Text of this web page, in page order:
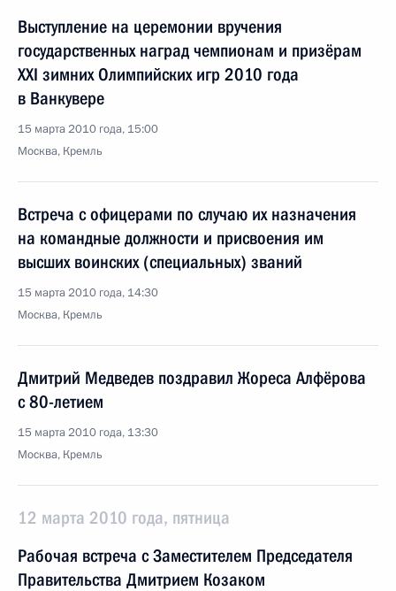
Выступление на церемонии вручения
государственных наград чемпионам и призёрам
XXI зимних Олимпийских игр 2010 года
в Ванкувере
15 марта 2010 года, 15:00
Москва, Кремль
Встреча с офицерами по случаю их назначения
на командные должности и присвоения им
высших воинских (специальных) званий
15 марта 2010 года, 14:30
Москва, Кремль
Дмитрий Медведев поздравил Жореса Алфёрова
с 80-летием
15 марта 2010 года, 13:30
Москва, Кремль
12 марта 2010 года, пятница
Рабочая встреча с Заместителем Председателя
Правительства Дмитрием Козаком